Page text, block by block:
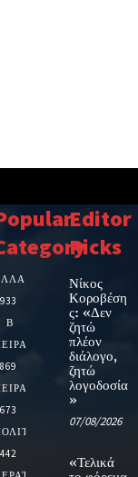
933
Β
869
673
442
Editor
Picks
Νίκος
Κοροβέση
ς: «Δεν
ζητώ
πλέον
διάλογο,
ζητώ
λογοδοσία
»
07/08/2026
«Τελικά